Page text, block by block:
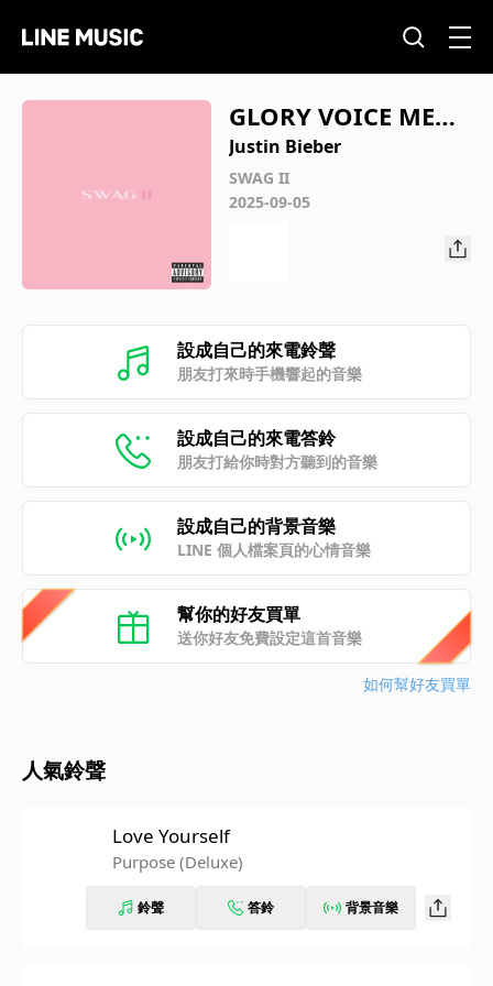
GLORY VOICE MEM
O
Justin Bieber
SWAG II
2025-09-05
設成自己的來電鈴聲
朋友打來時手機響起的音樂
設成自己的來電答鈴
朋友打給你時對方聽到的音樂
設成自己的背景音樂
LINE 個人檔案頁的心情音樂
幫你的好友買單
送你好友免費設定這首音樂
如何幫好友買單
人氣鈴聲
Love Yourself
Purpose (Deluxe)
鈴聲 答鈴 背景音樂